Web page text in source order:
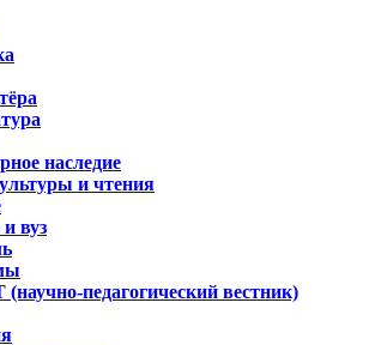
наследие
и чтения
вуз
педагогический вестник)